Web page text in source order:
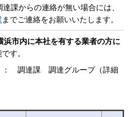
課からの連絡が無い場合には、
までご連絡をお願いいたします。
浜市内に本社を有する業者の方に
す。
達課 調達グループ（詳細